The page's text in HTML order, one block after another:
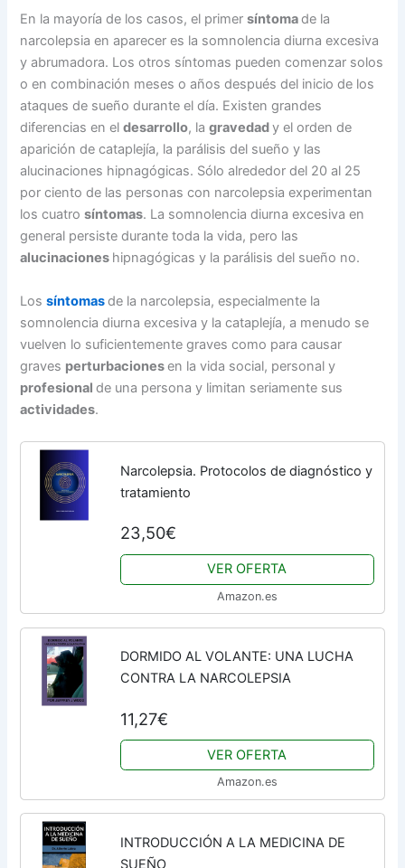
En la mayoría de los casos, el primersíntomade la
narcolepsia en aparecer es la somnolencia diurna excesiva
y abrumadora. Los otros síntomas pueden comenzar solos
o en combinación meses o años después del inicio de los
ataques de sueño durante el día. Existen grandes
diferencias en eldesarrollo, lagravedady el orden de
aparición de cataplejía, la parálisis del sueño y las
alucinaciones hipnagógicas. Sólo alrededor del 20 al 25
por ciento de las personas con narcolepsia experimentan
los cuatrosíntomas. La somnolencia diurna excesiva en
general persiste durante toda la vida, pero las
alucinaciones hipnagógicas y la parálisis del sueño no.
Lossíntomasde la narcolepsia, especialmente la
somnolencia diurna excesiva y la cataplejía, a menudo se
vuelven lo suficientemente graves como para causar
graves perturbacionesen la vida social, personal y
profesionalde una persona y limitan seriamente sus
actividades.
Narcolepsia. Protocolos de diagnóstico y
tratamiento
23,50€
VER OFERTA
Amazon.es
DORMIDO AL VOLANTE: UNA LUCHA
CONTRA LA NARCOLEPSIA
11,27€
VER OFERTA
Amazon.es
INTRODUCCIÓN A LA MEDICINA DE
SUEÑO